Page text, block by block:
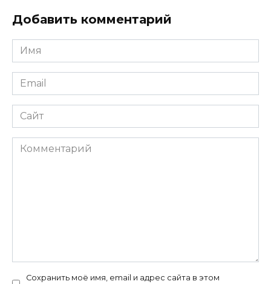
Добавить комментарий
Имя
*
Email
*
Сайт
Комментарий
Сохранить моё имя, email и адрес сайта в этом